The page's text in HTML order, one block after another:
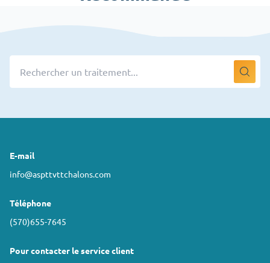
E-mail
info@aspttvttchalons.com
Téléphone
(570)655-7645
Pour contacter le service client